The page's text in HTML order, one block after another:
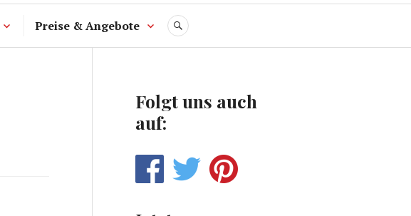
Preise & Angebote SUCHE
Folgt uns auch
auf: